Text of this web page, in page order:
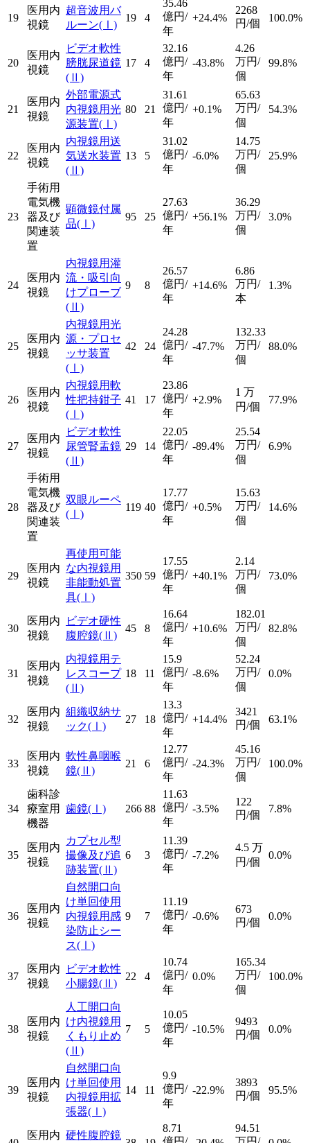
19
医用内
視鏡
超音波用バ
ルーン(Ⅰ)
19 4
35.46
億円/
年
+24.4%
2268
円/個
100.0%
20
医用内
視鏡
ビデオ軟性
膀胱尿道鏡
(Ⅱ)
17 4
32.16
億円/
年
-43.8%
4.26
万円/
個
99.8%
21
医用内
視鏡
外部電源式
内視鏡用光
源装置(Ⅰ)
80 21
31.61
億円/
年
+0.1%
65.63
万円/
個
54.3%
22
医用内
視鏡
内視鏡用送
気送水装置
(Ⅱ)
13 5
31.02
億円/
年
-6.0%
14.75
万円/
個
25.9%
23
手術用
電気機
器及び
関連装
置
顕微鏡付属
品(Ⅰ)
95 25
27.63
億円/
年
+56.1%
36.29
万円/
個
3.0%
24
医用内
視鏡
内視鏡用灌
流・吸引向
けプローブ
(Ⅱ)
9 8
26.57
億円/
年
+14.6%
6.86
万円/
本
1.3%
25
医用内
視鏡
内視鏡用光
源・プロセ
ッサ装置
(Ⅰ)
42 24
24.28
億円/
年
-47.7%
132.33
万円/
個
88.0%
26
医用内
視鏡
内視鏡用軟
性把持鉗子
(Ⅰ)
41 17
23.86
億円/
年
+2.9%
1 万
円/個
77.9%
27
医用内
視鏡
ビデオ軟性
尿管腎盂鏡
(Ⅱ)
29 14
22.05
億円/
年
-89.4%
25.54
万円/
個
6.9%
28
手術用
電気機
器及び
関連装
置
双眼ルーペ
(Ⅰ)
119 40
17.77
億円/
年
+0.5%
15.63
万円/
個
14.6%
29
医用内
視鏡
再使用可能
な内視鏡用
非能動処置
具(Ⅰ)
350 59
17.55
億円/
年
+40.1%
2.14
万円/
個
73.0%
30
医用内
視鏡
ビデオ硬性
腹腔鏡(Ⅱ)
45 8
16.64
億円/
年
+10.6%
182.01
万円/
個
82.8%
31
医用内
視鏡
内視鏡用テ
レスコープ
(Ⅱ)
18 11
15.9
億円/
年
-8.6%
52.24
万円/
個
0.0%
32
医用内
視鏡
組織収納サ
ック(Ⅰ)
27 18
13.3
億円/
年
+14.4%
3421
円/個
63.1%
33
医用内
視鏡
軟性鼻咽喉
鏡(Ⅱ)
21 6
12.77
億円/
年
-24.3%
45.16
万円/
個
100.0%
34
歯科診
療室用
機器
歯鏡(Ⅰ) 266 88
11.63
億円/
年
-3.5%
122
円/個
7.8%
35
医用内
視鏡
カプセル型
撮像及び追
跡装置(Ⅱ)
6 3
11.39
億円/
年
-7.2%
4.5 万
円/個
0.0%
36
医用内
視鏡
自然開口向
け単回使用
内視鏡用感
染防止シー
ス(Ⅰ)
9 7
11.19
億円/
年
-0.6%
673
円/個
0.0%
37
医用内
視鏡
ビデオ軟性
小腸鏡(Ⅱ)
22 4
10.74
億円/
年
0.0%
165.34
万円/
個
100.0%
38
医用内
視鏡
人工開口向
け内視鏡用
くもり止め
(Ⅱ)
7 5
10.05
億円/
年
-10.5%
9493
円/個
0.0%
39
医用内
視鏡
自然開口向
け単回使用
内視鏡用拡
張器(Ⅰ)
14 11
9.9
億円/
年
-22.9%
3893
円/個
95.5%
医用内 硬性腹腔鏡
8.71
94.51